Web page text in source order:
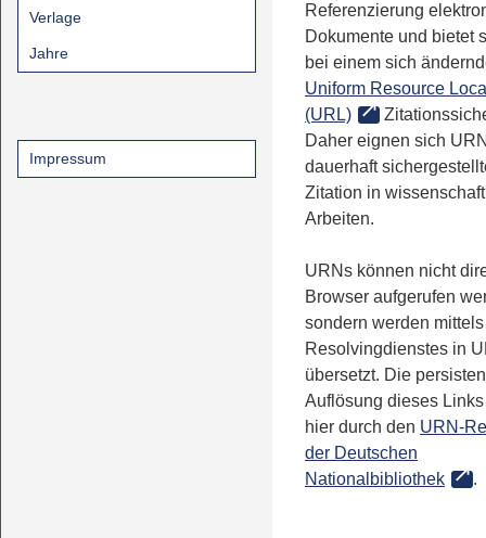
Verlage
Jahre
Impressum
Referenzierung
Dokumente und bietet
bei einem sich
Uniform Resource
(URL)
Daher eignen sich
dauerhaft
Zitation in
Arbeiten.
URNs können nicht
Browser aufgerufen
sondern werden
Resolvingdienstes in
übersetzt. Die
Auflösung dieses
hier durch den URN-
der Deutschen
Nationalbibliothek
.